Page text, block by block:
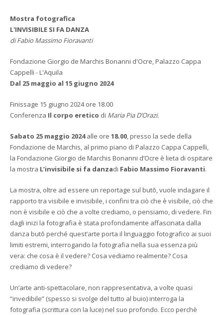
Mostra fotografica
L'INVISIBILE SI FA DANZA
di Fabio Massimo Fioravanti
Fondazione Giorgio de Marchis Bonanni d'Ocre, Palazzo Cappa
Cappelli - L'Aquila
Dal 25 maggio al 15 giugno 2024
Finissage 15 giugno 2024 ore 18.00
Conferenza Il corpo eretico di Maria Pia D’Orazi.
Sabato 25 maggio 2024alle ore 18.00 , presso la sede della
Fondazione de Marchis, al primo piano di Palazzo Cappa Cappelli,
la Fondazione Giorgio de Marchis Bonanni d’Ocre è lieta di ospitare
la mostra L’invisibile si fa danzadi Fabio Massimo Fioravanti.
La mostra, oltre ad essere un reportage sul butō, vuole indagare il
rapporto tra visibile e invisibile, i confini tra ciò che è visibile, ciò che
non è visibile e ciò che a volte crediamo, o pensiamo, di vedere. Fin
dagli inizi la fotografia è stata profondamente affascinata dalla
danza butō perché quest’arte porta il linguaggio fotografico ai suoi
limiti estremi, interrogando la fotografia nella sua essenza più
vera: che cosa è il vedere? Cosa vediamo realmente? Cosa
crediamo di vedere?
Un’arte anti-spettacolare, non rappresentativa, a volte quasi
“invedibile” (spesso si svolge del tutto al buio) interroga la
fotografia (scrittura con la luce) nel suo profondo. Ecco perchè